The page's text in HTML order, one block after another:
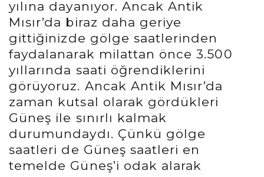
yılına dayanıyor. Ancak Antik
Mısır’da biraz daha geriye
gittiğinizde gölge saatlerinden
faydalanarak milattan önce 3.500
yıllarında saati öğrendiklerini
görüyoruz. Ancak Antik Mısır’da
zaman kutsal olarak gördükleri
Güneş ile sınırlı kalmak
durumundaydı. Çünkü gölge
saatleri de Güneş saatleri en
temelde Güneş’i odak alarak